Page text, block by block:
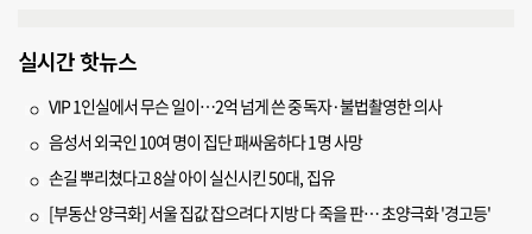
실시간 핫뉴스
VIP 1인실에서 무슨 일이…2억 넘게 쓴 중독자·불법촬영한 의사
음성서 외국인 10여 명이 집단 패싸움하다 1명 사망
손길 뿌리쳤다고 8살 아이 실신시킨 50대, 집유
[부동산 양극화] 서울 집값 잡으려다 지방 다 죽을 판… 초양극화 '경고등'